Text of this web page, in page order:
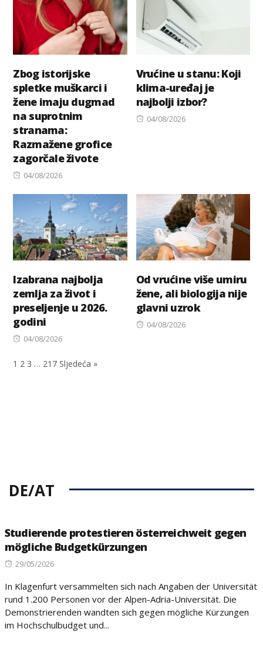
Zbog istorijske
spletke muškarci i
žene imaju dugmad
na suprotnim
stranama:
Razmažene grofice
zagorčale živote
Posted
04/08/2026
Vrućine u stanu: Koji
klima-uređaj je
najbolji izbor?
Posted
04/08/2026
Izabrana najbolja
zemlja za život i
preseljenje u 2026.
godini
Posted
04/08/2026
Od vrućine više umiru
žene, ali biologija nije
glavni uzrok
Posted
04/08/2026
1 2 3 … 217 Sljedeća »
DE/AT
Studierende protestieren österreichweit gegen
mögliche Budgetkürzungen
Posted
29/05/2026
In Klagenfurt versammelten sich nach Angaben der Universität
rund 1.200 Personen vor der Alpen-Adria-Universität. Die
Demonstrierenden wandten sich gegen mögliche Kürzungen
im Hochschulbudget und...